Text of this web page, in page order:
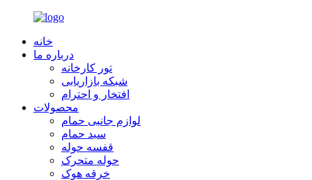
خانه
درباره ما
تور کارخانه
شبکه بازاریابی
افتخار و احترام
محصولات
لوازم جانبی حمام
سبد حمام
قفسه حوله
حوله متحرک
خرقه هوک